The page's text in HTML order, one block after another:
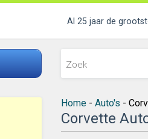
Al 25 jaar de
Home- Auto's -
Corvette